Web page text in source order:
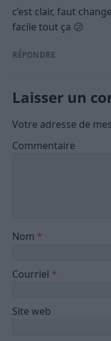
c’est clair, faut
facile tout ça 😕
RÉPONDRE
Laisser un
Votre adresse de
Commentaire
Nom *
Courriel *
Site web